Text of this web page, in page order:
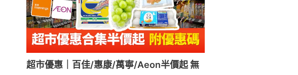
超市優惠｜百佳/惠康/萬寧/Aeon半價起 無